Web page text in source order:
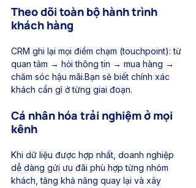
Theo dõi toàn bộ hành trình
khách hàng
CRM ghi lại mọi điểm chạm (touchpoint): từ
quan tâm → hỏi thông tin → mua hàng →
chăm sóc hậu mãi.Bạn sẽ biết chính xác
khách cần gì ở từng giai đoạn.
Cá nhân hóa trải nghiệm ở mọi
kênh
Khi dữ liệu được hợp nhất, doanh nghiệp
dễ dàng gửi ưu đãi phù hợp từng nhóm
khách, tăng khả năng quay lại và xây